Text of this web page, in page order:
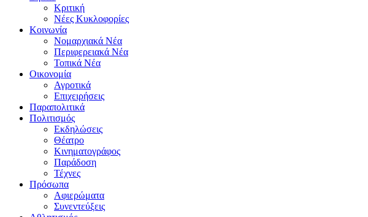
Κριτική
Νέες Κυκλοφορίες
Κοινωνία
Νομαρχιακά Νέα
Περιφερειακά Νέα
Τοπικά Νέα
Οικονομία
Αγροτικά
Επιχειρήσεις
Παραπολιτικά
Πολιτισμός
Εκδηλώσεις
Θέατρο
Κινηματογράφος
Παράδοση
Τέχνες
Πρόσωπα
Αφιερώματα
Συνεντεύξεις